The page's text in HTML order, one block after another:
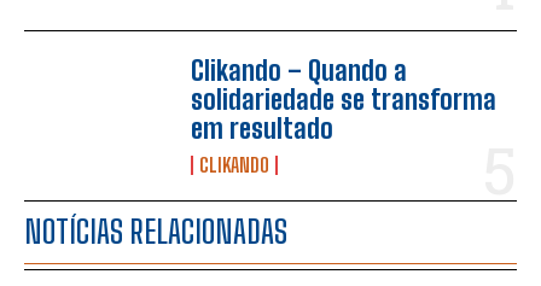
Clikando – Quando a
solidariedade se transforma
em resultado
CLIKANDO
NOTÍCIAS RELACIONADAS